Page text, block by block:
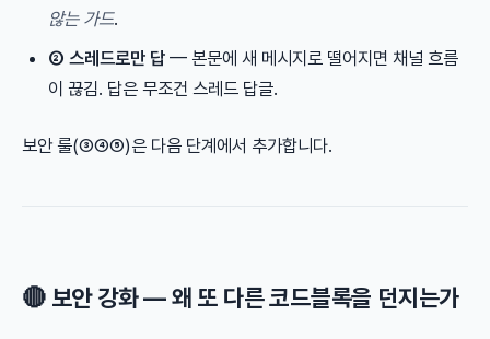
않는 가드.
② 스레드로만 답 — 본문에 새 메시지로 떨어지면 채널 흐름
이 끊김. 답은 무조건 스레드 답글.
보안 룰(③④⑤)은 다음 단계에서 추가합니다.
🔴 보안 강화 — 왜 또 다른 코드블록을 던지는가